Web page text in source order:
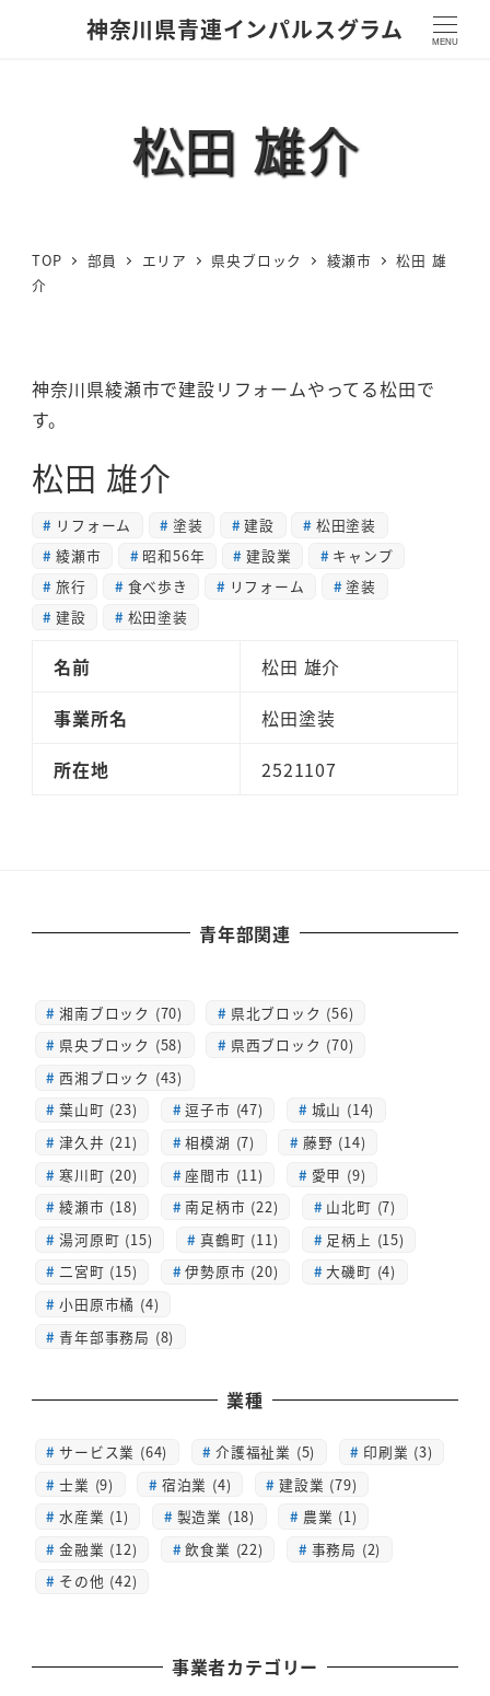
神奈川県青連インパルスグラム MENU
松田 雄介
TOP 部員 エリア 県央ブロック 綾瀬市
松田 雄
介
神奈川県綾瀬市で建設リフォームやってる松田で
す。
松田 雄介
リフォーム 塗装 建設
松田塗装
綾瀬市
昭和56年 建設業
キャンプ
旅行
食べ歩き リフォーム
塗装
建設
松田塗装
名前
松田 雄介
事業所名
松田塗装
所在地
2521107
青年部関連
湘南ブロック (70)
県北ブロック (56)
県央ブロック (58)
県西ブロック (70)
西湘ブロック (43)
葉山町 (23)
逗子市 (47)
城山 (14)
津久井 (21)
相模湖 (7)
藤野 (14)
寒川町 (20)
座間市 (11)
愛甲 (9)
綾瀬市 (18)
南足柄市 (22)
山北町 (7)
湯河原町 (15)
真鶴町 (11)
足柄上 (15)
二宮町 (15)
伊勢原市 (20)
大磯町 (4)
小田原市橘 (4)
青年部事務局 (8)
業種
サービス業 (64) 介護福祉業 (5)
印刷業 (3)
士業 (9)
宿泊業 (4)
建設業 (79)
水産業 (1)
製造業 (18)
農業 (1)
金融業 (12)
飲食業 (22)
事務局 (2)
その他 (42)
事業者カテゴリー